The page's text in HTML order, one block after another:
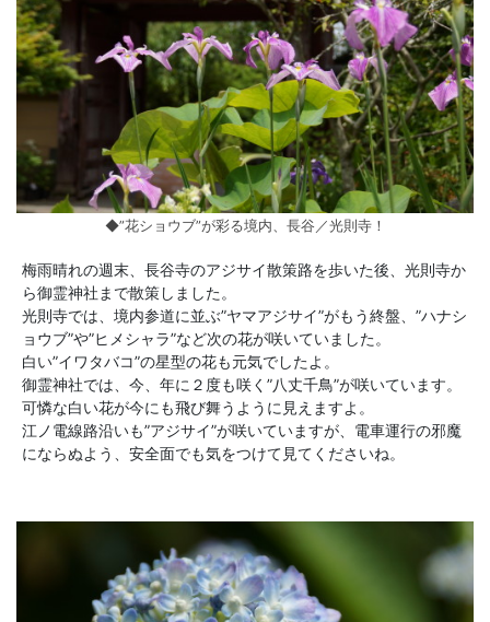
◆”花ショウブ”が彩る境内、長谷／光則寺！
梅雨晴れの週末、長谷寺のアジサイ散策路を歩いた後、光則寺か
ら御霊神社まで散策しました。
光則寺では、境内参道に並ぶ”ヤマアジサイ”がもう終盤、”ハナシ
ョウブ”や”ヒメシャラ”など次の花が咲いていました。
白い”イワタバコ”の星型の花も元気でしたよ。
御霊神社では、今、年に２度も咲く”八丈千鳥”が咲いています。
可憐な白い花が今にも飛び舞うように見えますよ。
江ノ電線路沿いも”アジサイ”が咲いていますが、電車運行の邪魔
にならぬよう、安全面でも気をつけて見てくださいね。